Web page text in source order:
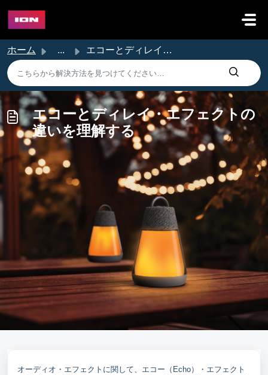
ホーム ... エコーとディレイ・エフェクトの違いを理解する
エコーとディレイ・エフェクトの
違いを理解する
オーディオ・エフェクトに関して、エコー（Echo）・エフェクト